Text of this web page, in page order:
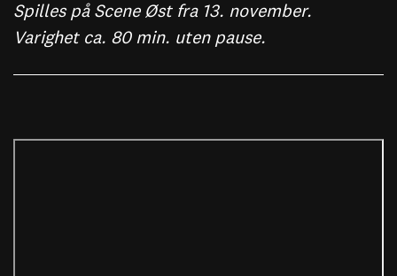
Spilles på Scene Øst fra 13. november.
Varighet ca. 80 min. uten pause.